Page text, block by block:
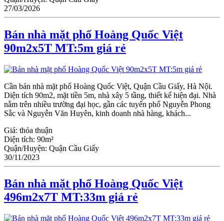
27/03/2026
Bán nhà mặt phố Hoàng Quốc Việt
90m2x5T MT:5m giá rẻ
Cần bán nhà mặt phố Hoàng Quốc Việt, Quận Cầu Giấy, Hà Nội.
Diện tích 90m2, mặt tiền 5m, nhà xây 5 tầng, thiết kế hiện đại. Nhà
nằm trên nhiều trường đại học, gần các tuyến phố Nguyễn Phong
Sắc và Nguyễn Văn Huyên, kinh doanh nhà hàng, khách...
Giá: thỏa thuận
Diện tích: 90m²
Quận/Huyện: Quận Cầu Giấy
30/11/2023
Bán nhà mặt phố Hoàng Quốc Việt
496m2x7T MT:33m giá rẻ